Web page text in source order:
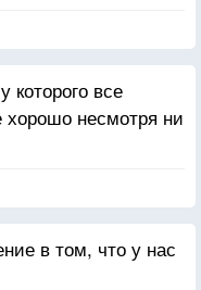
все
хорошо несмотря ни
в том, что у нас